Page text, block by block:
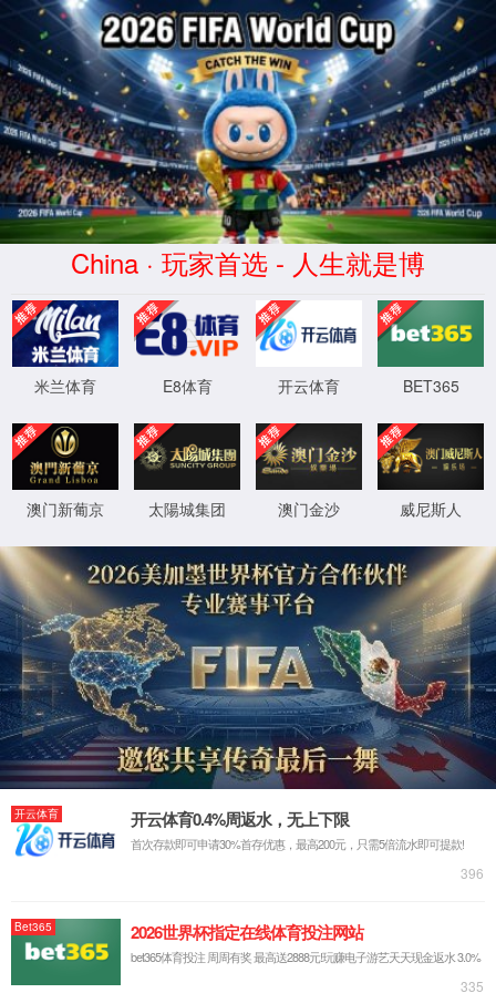
蜂鸟电竞比分网 - 实时电竞比分、赛
事数据与专业分析
WTS-WAF拦截详情
出现该页面的原因:
1.你的请求是黑客攻击
2.你的请求合法但触发了安全规则,请提交问题反馈